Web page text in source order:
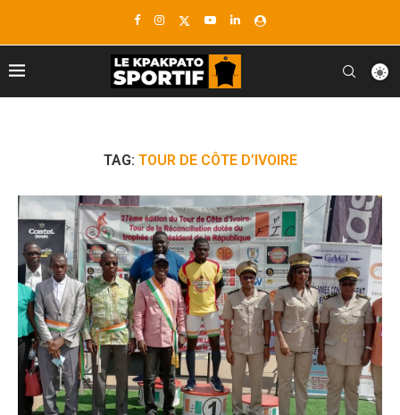
TAG: TOUR DE CÔTE D’IVOIRE